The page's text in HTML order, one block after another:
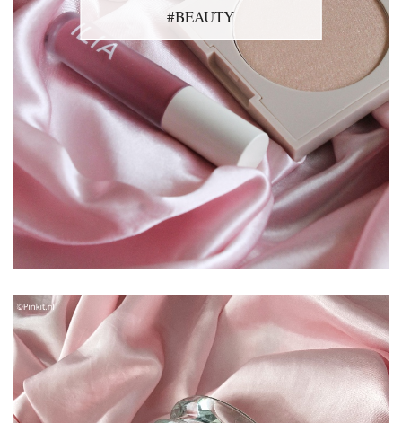
#BEAUTY